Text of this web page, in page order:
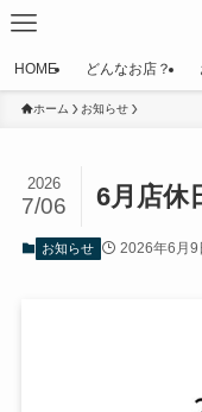
HOME どんなお店？
ホーム お知らせ
6月店休
2026
7/06
お知らせ 2026年6月9